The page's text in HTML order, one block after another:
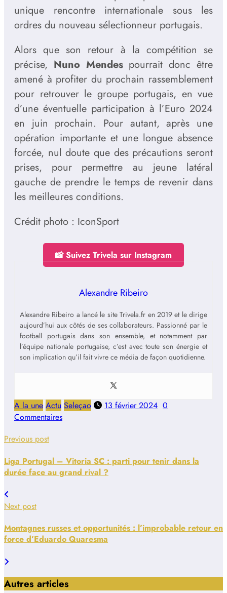
unique rencontre internationale sous les
ordres du nouveau sélectionneur portugais.
Alors que son retour à la compétition se
précise, Nuno Mendespourrait donc être
amené à profiter du prochain rassemblement
pour retrouver le groupe portugais, en vue
d’une éventuelle participation à l’Euro 2024
en juin prochain. Pour autant, après une
opération importante et une longue absence
forcée, nul doute que des précautions seront
prises, pour permettre au jeune latéral
gauche de prendre le temps de revenir dans
les meilleures conditions.
Crédit photo : IconSport
📸 Suivez Trivela sur Instagram
Alexandre Ribeiro
Alexandre Ribeiro a lancé le site Trivela.fr en 2019 et le dirige
aujourd’hui aux côtés de ses collaborateurs. Passionné par le
football portugais dans son ensemble, et notamment par
l’équipe nationale portugaise, c’est avec toute son énergie et
son implication qu’il fait vivre ce média de façon quotidienne.
A la une Actu Seleçao 13 février 2024 0
Commentaires
Previous post
Liga Portugal – Vitoria SC : parti pour tenir dans la
durée face au grand rival ?
Next post
Montagnes russes et opportunités : l’improbable retour en
force d’Eduardo Quaresma
Autres articles